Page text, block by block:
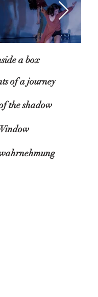
a box
of a journey
the shadow